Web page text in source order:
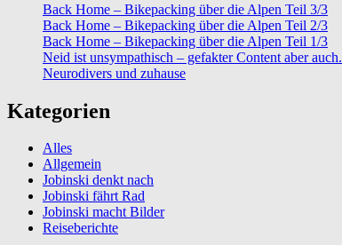
Back Home – Bikepacking über die Alpen Teil 3/3
Back Home – Bikepacking über die Alpen Teil 2/3
Back Home – Bikepacking über die Alpen Teil 1/3
Neid ist unsympathisch – gefakter Content aber auch.
Neurodivers und zuhause
Kategorien
Alles
Allgemein
Jobinski denkt nach
Jobinski fährt Rad
Jobinski macht Bilder
Reiseberichte